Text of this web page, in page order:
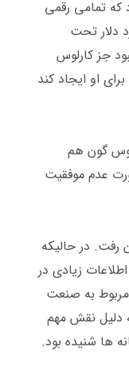
تمامی رقمی
داد یعنی ۵ میلیارد دلار تحت
جز کارلوس
او ایجاد کند
گون هم
عدم موفقیت
رفت. در حالیکه
اطلاعات زیادی در
به صنعت
دلیل نقش مهم
ها شنیده بود.